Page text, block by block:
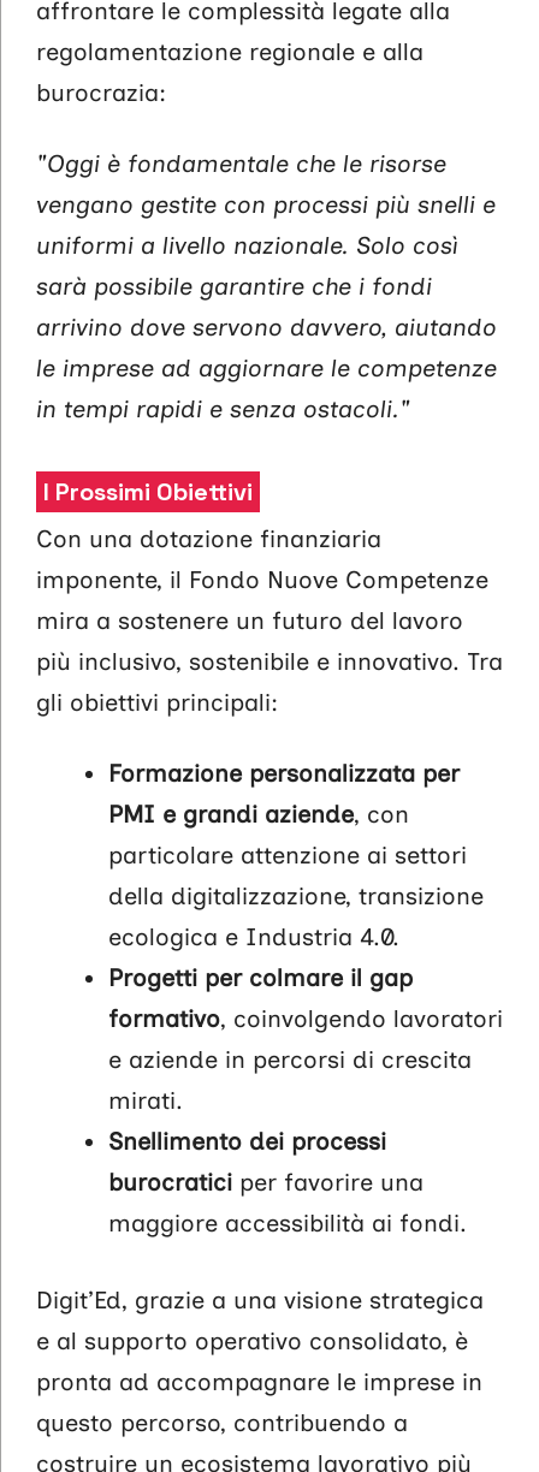
affrontare le complessità legate alla
regolamentazione regionale e alla
burocrazia:
"Oggi è fondamentale che le risorse
vengano gestite con processi più snelli e
uniformi a livello nazionale. Solo così
sarà possibile garantire che i fondi
arrivino dove servono davvero, aiutando
le imprese ad aggiornare le competenze
in tempi rapidi e senza ostacoli."
I Prossimi Obiettivi
Con una dotazione finanziaria
imponente, il Fondo Nuove Competenze
mira a sostenere un futuro del lavoro
più inclusivo, sostenibile e innovativo. Tra
gli obiettivi principali:
Formazione personalizzata per
PMI e grandi aziende, con
particolare attenzione ai settori
della digitalizzazione, transizione
ecologica e Industria 4.0.
Progetti per colmare il gap
formativo, coinvolgendo lavoratori
e aziende in percorsi di crescita
mirati.
Snellimento dei processi
burocratici per favorire una
maggiore accessibilità ai fondi.
Digit’Ed, grazie a una visione strategica
e al supporto operativo consolidato, è
pronta ad accompagnare le imprese in
questo percorso, contribuendo a
costruire un ecosistema lavorativo più